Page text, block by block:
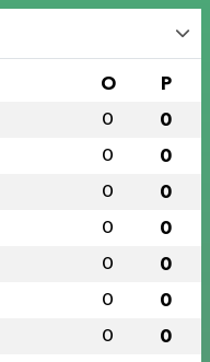
O P
0 0
0 0
0 0
0 0
0 0
0 0
0 0